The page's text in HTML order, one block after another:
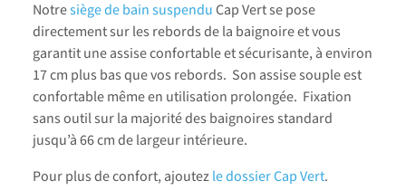
Notresiège de bain suspenduCap Vert se pose
directement sur les rebords de la baignoire et vous
garantit une assise confortable et sécurisante, à environ
17 cm plus bas que vos rebords. Son assise souple est
confortable même en utilisation prolongée. Fixation
sans outil sur la majorité des baignoires standard
jusqu’à 66 cm de largeur intérieure.
Pour plus de confort, ajoutezle dossier Cap Vert.